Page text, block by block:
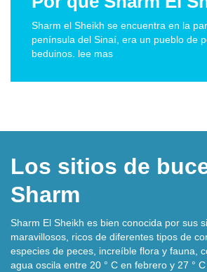
Sharm el Sheikh se encuentra en la
península del Sinaí, era un pueblo de
beduinos. lee mas
Los sitios de
Sharm
Sharm El Sheikh es bien conocida por sus
maravillosos, ricos de diferentes tipos de
especies de peces, increíble flora y fauna,
agua oscila entre 20 ° C en febrero y 27 °